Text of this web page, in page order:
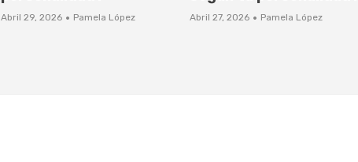
Abril 29, 2026 · Pamela López Abril 27, 2026 · Pamela López